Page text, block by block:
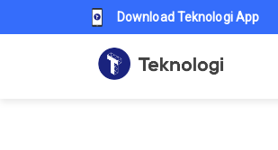
Download Teknologi App